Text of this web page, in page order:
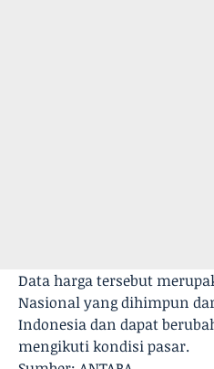
Data harga tersebut
Nasional yang dihimpun
Indonesia dan dapat
mengikuti kondisi pasar.